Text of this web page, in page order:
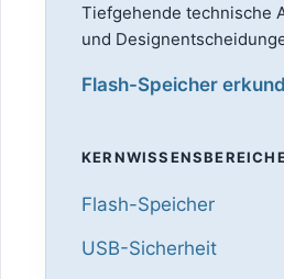
Tiefgehende technische
und
Flash-Speicher
Flash-Speicher
USB-Sicherheit